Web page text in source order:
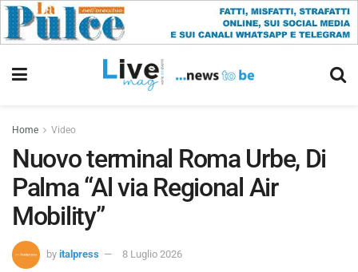
Home Video
Nuovo terminal Roma Urbe, Di
Palma “Al via Regional Air
Mobility”
by italpress 8 Luglio 2026